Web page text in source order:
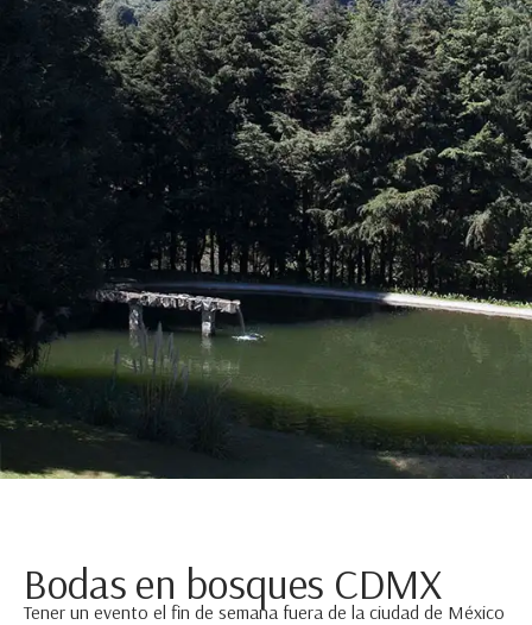
Bodas en bosques CDMX
Tener un evento el fin de semana fuera de la ciudad de México